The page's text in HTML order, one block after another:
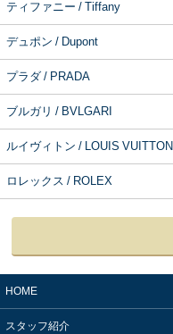
ティファニー / Tiffany
デュポン / Dupont
プラダ / PRADA
ブルガリ / BVLGARI
ルイヴィトン / LOUIS VUITTON
ロレックス / ROLEX
HOME
スタッフ紹介